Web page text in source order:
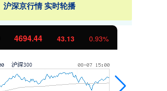
沪深京行情 实时轮播
4694.44 43.13 0.93%